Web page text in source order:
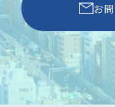
お